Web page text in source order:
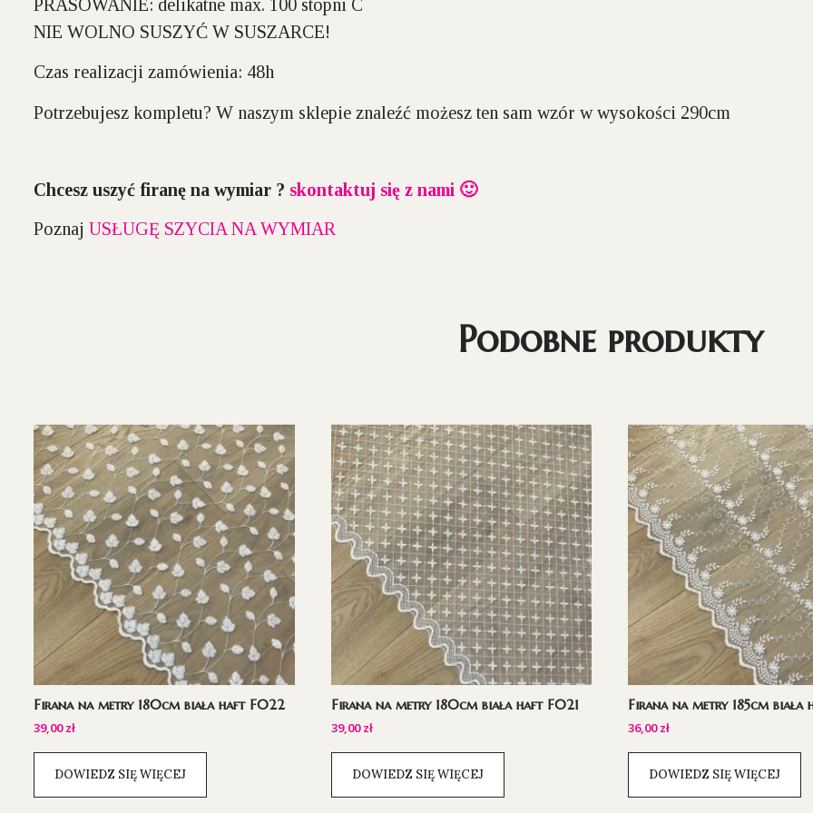
PRASOWANIE: delikatne max. 100 stopni C
NIE WOLNO SUSZYĆ W SUSZARCE!
Czas realizacji zamówienia: 48h
Potrzebujesz kompletu? W naszym sklepie znaleźć możesz ten sam wzór w wysokości 290cm
Chcesz uszyć firanę na wymiar ? skontaktuj się z nami 🙂
Poznaj USŁUGĘ SZYCIA NA WYMIAR
Podobne produkty
Firana na metry 180cm biała haft F022
39,00zł
DOWIEDZ SIĘ WIĘCEJ
Firana na metry 180cm biała haft F021
39,00zł
DOWIEDZ SIĘ WIĘCEJ
Firana na metry 185cm
36,00zł
DOWIEDZ SIĘ WIĘCEJ